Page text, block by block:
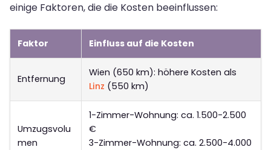
einige Faktoren, die die Kosten beeinflussen:
Faktor Einfluss auf die Kosten
Entfernung
Wien (650 km): höhere Kosten als
Linz (550 km)
Umzugsvolu
men
1-Zimmer-Wohnung: ca. 1.500-2.500
€
3-Zimmer-Wohnung: ca. 2.500-4.000